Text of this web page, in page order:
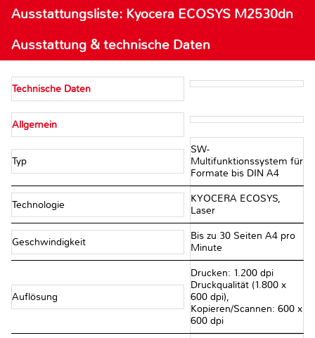
Ausstattungsliste: Kyocera ECOSYS M2530dn
Ausstattung & technische Daten
Technische Daten
Allgemein
Typ
SW-
Multifunktionssystem für
Formate bis DIN A4
Technologie
KYOCERA ECOSYS,
Laser
Geschwindigkeit
Bis zu 30 Seiten A4 pro
Minute
Auflösung
Drucken: 1.200 dpi
Druckqualität (1.800 x
600 dpi),
Kopieren/Scannen: 600 x
600 dpi